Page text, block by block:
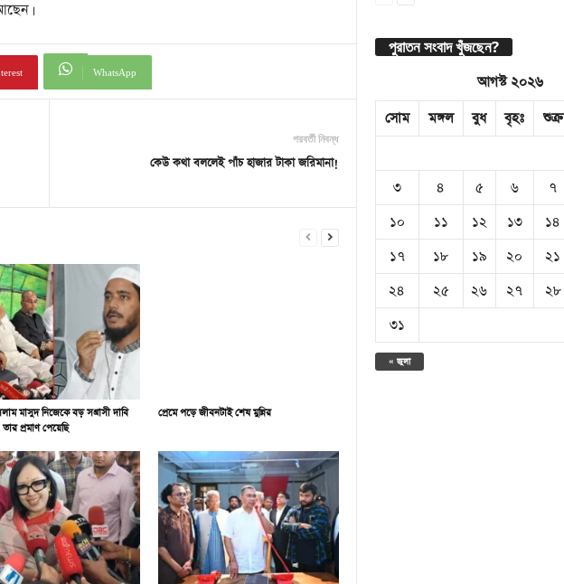
WhatsApp
পরবর্তী নিবন্ধ
কেউ কথা বললেই পাঁচ হাজার টাকা জরিমানা!
মাসুদ নিজেকে বড় সন্ত্রাসী দাবি
প্রমাণ পেয়েছি
প্রেমে পড়ে জীবনটাই শেষ মুন্নির
পুরাতন সংবাদ খুঁজছেন?
আগস্ট ২০২৬
সোম
মঙ্গল বুধ বৃহঃ শুক্র
« জুলা
৩
৪ ৫ ৬ ৭
১০
১১ ১২ ১৩ ১৪
১৭
১৮ ১৯ ২০ ২১
২৪
২৫ ২৬ ২৭ ২৮
৩১